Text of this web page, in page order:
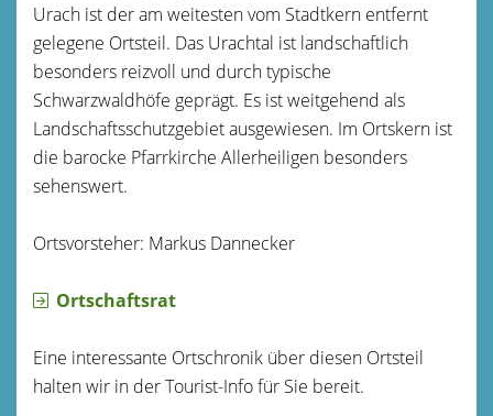
Urach ist der am weitesten vom Stadtkern entfernt
gelegene Ortsteil. Das Urachtal ist landschaftlich
besonders reizvoll und durch typische
Schwarzwaldhöfe geprägt. Es ist weitgehend als
Landschaftsschutzgebiet ausgewiesen. Im Ortskern ist
die barocke Pfarrkirche Allerheiligen besonders
sehenswert.
Ortsvorsteher: Markus Dannecker
Ortschaftsrat
Eine interessante Ortschronik über diesen Ortsteil
halten wir in der Tourist-Info für Sie bereit.